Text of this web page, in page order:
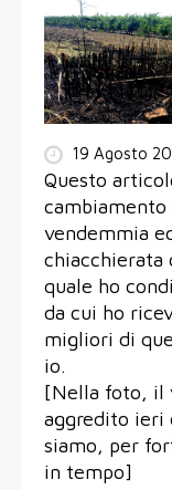
19 Agosto
Questo
vendemmia
chiacchierata
quale ho
da cui ho
migliori di
io.
[Nella foto, il
aggredito ieri
siamo, per
in tempo]